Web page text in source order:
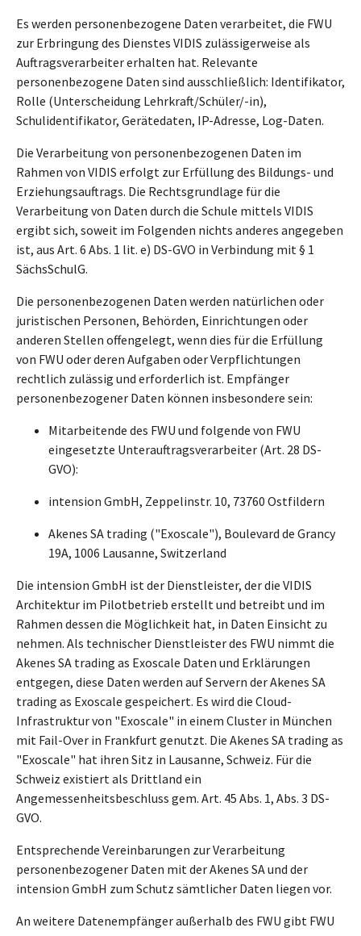
Es werden personenbezogene Daten verarbeitet, die FWU
zur Erbringung des Dienstes VIDIS zulässigerweise als
Auftragsverarbeiter erhalten hat. Relevante
personenbezogene Daten sind ausschließlich: Identifikator,
Rolle (Unterscheidung Lehrkraft/Schüler/-in),
Schulidentifikator, Gerätedaten, IP-Adresse, Log-Daten.
Die Verarbeitung von personenbezogenen Daten im
Rahmen von VIDIS erfolgt zur Erfüllung des Bildungs- und
Erziehungsauftrags. Die Rechtsgrundlage für die
Verarbeitung von Daten durch die Schule mittels VIDIS
ergibt sich, soweit im Folgenden nichts anderes angegeben
ist, aus Art. 6 Abs. 1 lit. e) DS-GVO in Verbindung mit § 1
SächsSchulG.
Die personenbezogenen Daten werden natürlichen oder
juristischen Personen, Behörden, Einrichtungen oder
anderen Stellen offengelegt, wenn dies für die Erfüllung
von FWU oder deren Aufgaben oder Verpflichtungen
rechtlich zulässig und erforderlich ist. Empfänger
personenbezogener Daten können insbesondere sein:
Mitarbeitende des FWU und folgende von FWU
eingesetzte Unterauftragsverarbeiter (Art. 28 DS-
GVO):
intension GmbH, Zeppelinstr. 10, 73760 Ostfildern
Akenes SA trading ("Exoscale"), Boulevard de Grancy
19A, 1006 Lausanne, Switzerland
Die intension GmbH ist der Dienstleister, der die VIDIS
Architektur im Pilotbetrieb erstellt und betreibt und im
Rahmen dessen die Möglichkeit hat, in Daten Einsicht zu
nehmen. Als technischer Dienstleister des FWU nimmt die
Akenes SA trading as Exoscale Daten und Erklärungen
entgegen, diese Daten werden auf Servern der Akenes SA
trading as Exoscale gespeichert. Es wird die Cloud-
Infrastruktur von "Exoscale" in einem Cluster in München
mit Fail-Over in Frankfurt genutzt. Die Akenes SA trading as
"Exoscale" hat ihren Sitz in Lausanne, Schweiz. Für die
Schweiz existiert als Drittland ein
Angemessenheitsbeschluss gem. Art. 45 Abs. 1, Abs. 3 DS-
GVO.
Entsprechende Vereinbarungen zur Verarbeitung
personenbezogener Daten mit der Akenes SA und der
intension GmbH zum Schutz sämtlicher Daten liegen vor.
An weitere Datenempfänger außerhalb des FWU gibt FWU